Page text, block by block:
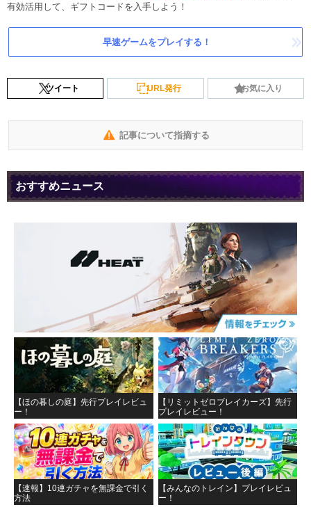
有効活用して、ギフトコードを入手しよう！
早速ゲームをプレイする！
ツイート URL発行 お気に入り
記事について指摘する
おすすめニュース
【ほの暮しの庭】先行プレイレビュ
ー！
【リミットゼロブレイカーズ】先行
プレイレビュー！
【速報】10連ガチャを無課金で引く
方法
【みんなのトレイン】プレイレビュ
ー！